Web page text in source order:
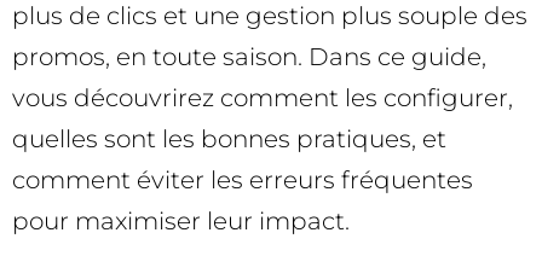
plus de clics et une gestion plus souple des
promos, en toute saison. Dans ce guide,
vous découvrirez comment les configurer,
quelles sont les bonnes pratiques, et
comment éviter les erreurs fréquentes
pour maximiser leur impact.